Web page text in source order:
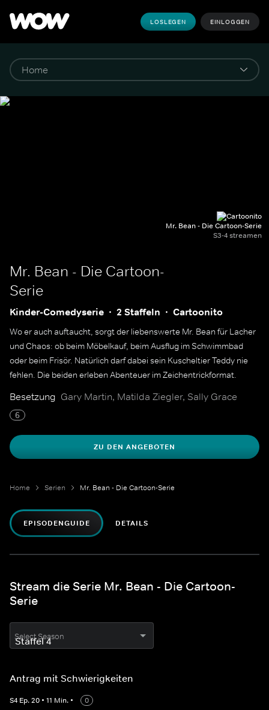
LOSLEGEN EINLOGGEN
Mr. Bean - Die Cartoon-Serie
S3-4 streamen
Mr. Bean - Die Cartoon-
Serie
Kinder-Comedyserie 2 Staffeln Cartoonito
Wo er auch auftaucht, sorgt der liebenswerte Mr. Bean für Lacher
und Chaos: ob beim Möbelkauf, beim Ausflug im Schwimmbad
oder beim Frisör. Natürlich darf dabei sein Kuscheltier Teddy nie
fehlen. Die beiden erleben Abenteuer im Zeichentrickformat.
Besetzung Gary Martin, Matilda Ziegler, Sally Grace
6
ZU DEN ANGEBOTEN
Home Serien Mr. Bean - Die Cartoon-Serie
EPISODENGUIDE DETAILS
Stream die Serie Mr. Bean - Die Cartoon-
Serie
Select Season
Antrag mit Schwierigkeiten
S4 Ep.20 • 11 Min. •
0